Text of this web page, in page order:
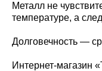
Металл не
температуре, а
Долговечность —
Интернет-магазин